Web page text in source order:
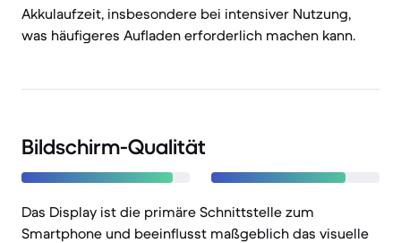
Akkulaufzeit, insbesondere bei intensiver Nutzung,
was häufigeres Aufladen erforderlich machen kann.
Bildschirm-Qualität
Das Display ist die primäre Schnittstelle zum
Smartphone und beeinflusst maßgeblich das visuelle